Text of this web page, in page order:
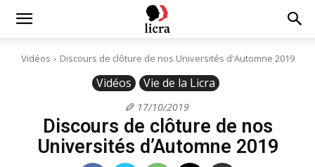
Licra
Antiraciste
Vidéos Discours de clôture de nos Universités d'Automne 2019
Vidéos Vie de la Licra
17/10/2019
Discours de clôture de nos
Universités d’Automne 2019